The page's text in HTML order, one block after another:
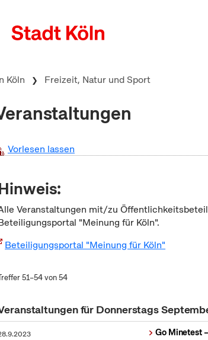
Köln Freizeit, Natur und Sport
Vorlesen lassen
Veranstaltungen mit/zu
"Meinung für Köln".
Beteiligungsportal "Meinung für Köln"
51–54 von 54
für Donnerstags
Go Minetest